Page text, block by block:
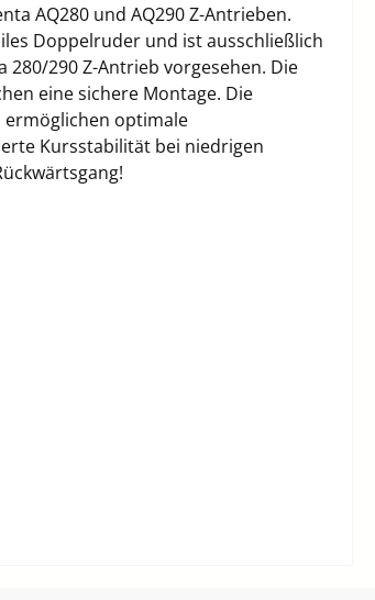
AQ280 und AQ290 Z-Antrieben.
Doppelruder und ist ausschließlich
290 Z-Antrieb vorgesehen. Die
eine sichere Montage. Die
ermöglichen optimale
Kursstabilität bei niedrigen